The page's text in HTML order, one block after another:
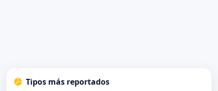
Tipos más reportados